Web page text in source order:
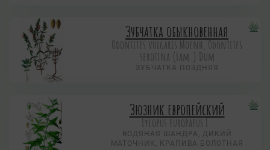
Зубчатка обыкновенная
Odontites vulgaris Moenh, Odontites
serotina (Lam.) Dum
ЗУБЧАТКА ПОЗДНЯЯ
Зюзник европейский
Lycopus europaeus L.
ВОДЯНАЯ ШАНДРА, ДИКИЙ
МАТОЧНИК, КРАПИВА БОЛОТНАЯ